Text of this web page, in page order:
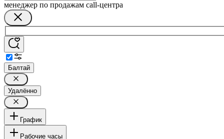
менеджер по продажам call-центра
Балтай
Удалённо
График
Рабочие часы